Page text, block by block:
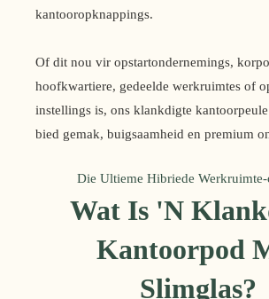
kantooropknappings.
Of dit nou vir opstartondernemings,
hoofkwartiere, gedeelde werkruimtes of
instellings is, ons klankdigte
bied gemak, buigsaamheid en premium
Die Ultieme Hibriede
Wat Is 'n
Kantoorpod
Slimglas?